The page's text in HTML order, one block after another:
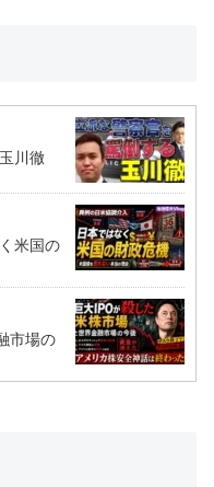
川徹
米国の
市場の